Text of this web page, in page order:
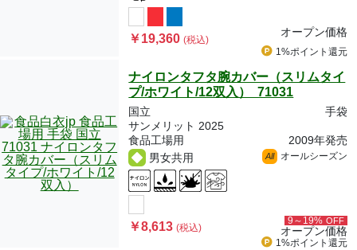
￥19,360(税込)
オープン価格
1%ポイント 還元
ナイロンタフタ腕カバー（スリムタイ
プ/ホワイト/12双入） 71031
国立
手袋
サンメリット 2025
食品工場用
2009年発売
男女共用
All オールシーズン
￥8,613(税込)
9～19% OFF
オープン価格
1%ポイント 還元